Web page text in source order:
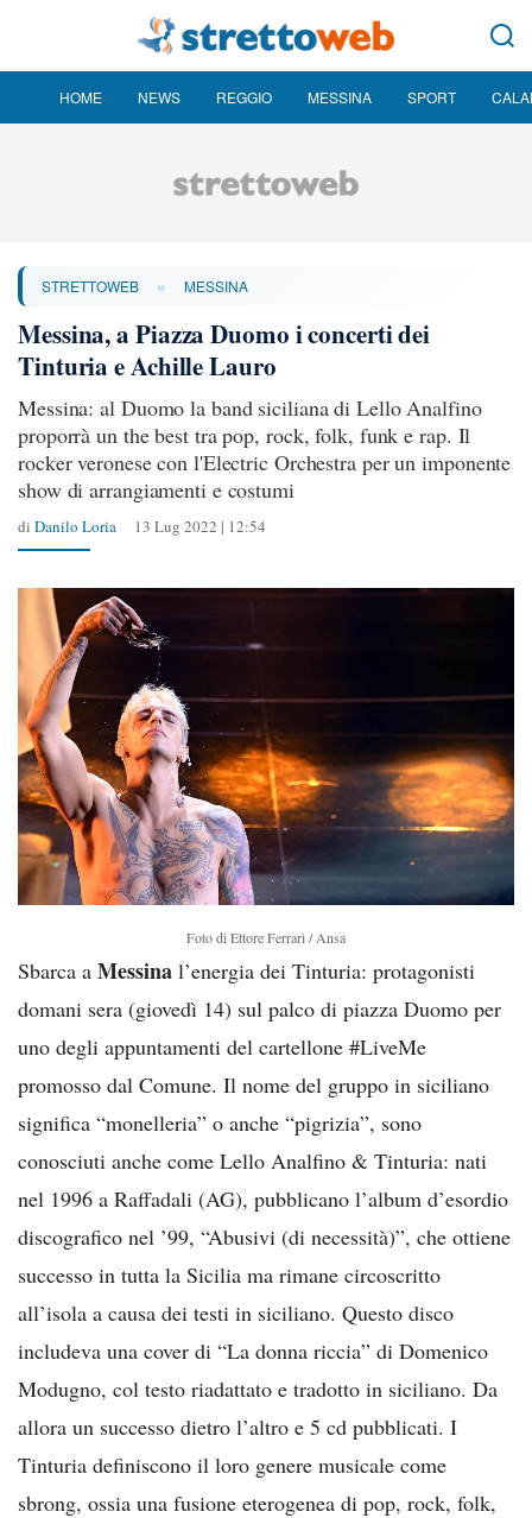
HOME NEWS REGGIO MESSINA SPORT
STRETTOWEB » MESSINA
Messina, a Piazza Duomo i concerti dei
Tinturia e Achille Lauro
Messina: al Duomo la band siciliana di Lello Analfino
proporrà un the best tra pop, rock, folk, funk e rap. Il
rocker veronese con l'Electric Orchestra per un imponente
show di arrangiamenti e costumi
di Danilo Loria 13 Lug 2022 | 12:54
Foto di Ettore Ferrari / Ansa
Sbarca a Messina l’energia dei Tinturia: protagonisti
domani sera (giovedì 14) sul palco di piazza Duomo per
uno degli appuntamenti del cartellone #LiveMe
promosso dal Comune. Il nome del gruppo in siciliano
significa “monelleria” o anche “pigrizia”, sono
conosciuti anche come Lello Analfino & Tinturia: nati
nel 1996 a Raffadali (AG), pubblicano l’album d’esordio
discografico nel ’99, “Abusivi (di necessità)”, che ottiene
successo in tutta la Sicilia ma rimane circoscritto
all’isola a causa dei testi in siciliano. Questo disco
includeva una cover di “La donna riccia” di Domenico
Modugno, col testo riadattato e tradotto in siciliano. Da
allora un successo dietro l’altro e 5 cd pubblicati. I
Tinturia definiscono il loro genere musicale come
sbrong, ossia una fusione eterogenea di pop, rock, folk,